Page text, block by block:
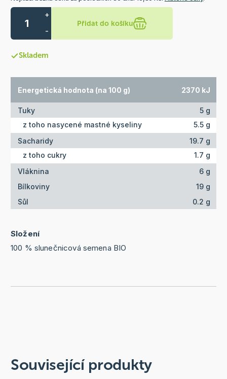
+
-
Přidat do košíku
Skladem
Energetická hodnota (na 100 g) 2370 kJ
Tuky
5 g
z toho nasycené mastné kyseliny
5.5 g
Sacharidy
19.7 g
z toho cukry
1.7 g
Vláknina
6 g
Bílkoviny
19 g
Sůl
0.2 g
Složení
100 % slunečnicová semena BIO
Související produkty